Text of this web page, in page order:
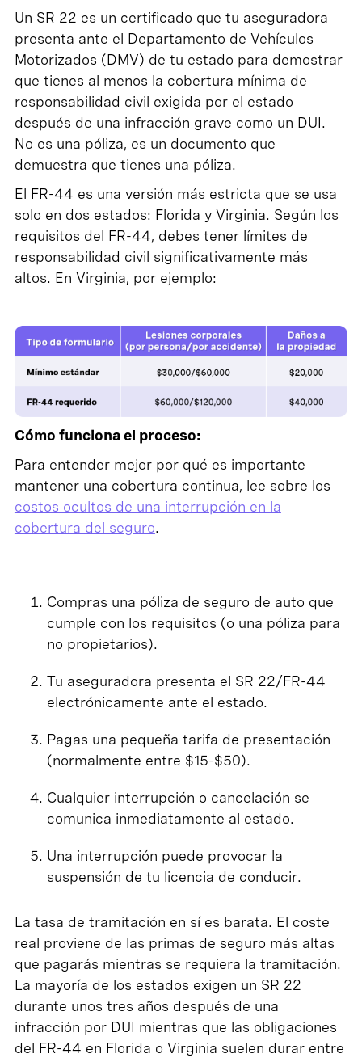
Un SR 22 es un certificado que tu aseguradora
presenta ante el Departamento de Vehículos
Motorizados (DMV) de tu estado para demostrar
que tienes al menos la cobertura mínima de
responsabilidad civil exigida por el estado
después de una infracción grave como un DUI.
No es una póliza, es un documento que
demuestra que tienes una póliza.
El FR-44 es una versión más estricta que se usa
solo en dos estados: Florida y Virginia. Según los
requisitos del FR-44, debes tener límites de
responsabilidad civil significativamente más
altos. En Virginia, por ejemplo:
Cómo funciona el proceso:
Para entender mejor por qué es importante
mantener una cobertura continua, lee sobre los
costos ocultos de una interrupción en la
cobertura del seguro.
Compras una póliza de seguro de auto que
cumple con los requisitos (o una póliza para
no propietarios).
Tu aseguradora presenta el SR 22/FR-44
electrónicamente ante el estado.
Pagas una pequeña tarifa de presentación
(normalmente entre $15-$50).
Cualquier interrupción o cancelación se
comunica inmediatamente al estado.
Una interrupción puede provocar la
suspensión de tu licencia de conducir.
La tasa de tramitación en sí es barata. El coste
real proviene de las primas de seguro más altas
que pagarás mientras se requiera la tramitación.
La mayoría de los estados exigen un SR 22
durante unos tres años después de una
infracción por DUI mientras que las obligaciones
del FR-44 en Florida o Virginia suelen durar entre